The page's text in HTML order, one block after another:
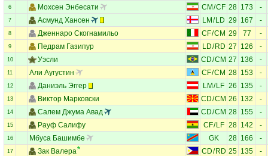
6 Мохсен Энбесати CM /CF 28 173 -
7 Асмунд Хансен LM / LD 29 167 -
8 Дженнаро Скогнамильо CF/CM 29 77 -
9 Педрам Газипур LD/RD 27 126 -
10 Уэсли CD/CM 27 136 -
11 Али Аугустин CF/CM 28 153 -
12 Даниэль Эггер LM / LF 26 135 -
13 Виктор Марковски CD/CM 26 132 -
14 Салем Джума Авад CD/CM 28 155 -
15 Рауф Салифу CF/LF 28 142 -
16 Мбуса Башимбе GK 28 166 -
17 Зак Валера CD/RD 25 135 -